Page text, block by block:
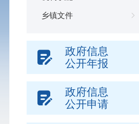
乡镇文件
政府信息
公开年报
政府信息
公开申请